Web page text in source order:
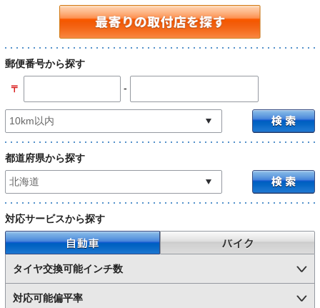
郵便番号から探す
〒 -
都道府県から探す
対応サービスから探す
自動車
バイク
タイヤ交換可能インチ数
対応可能偏平率